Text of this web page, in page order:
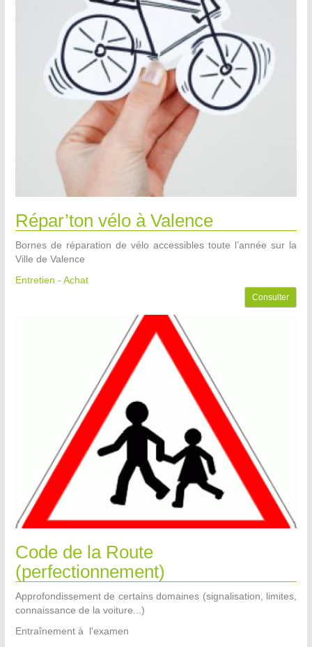
Répar’ton vélo à Valence
Bornes de réparation de vélo accessibles toute l’année sur la
Ville de Valence
Entretien - Achat
Consulter
Code de la Route
(perfectionnement)
Approfondissement de certains domaines (signalisation, limites,
connaissance de la voiture...)
Entraînement à l'examen